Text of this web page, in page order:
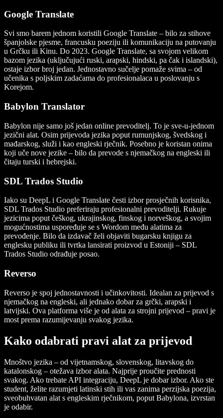
Google Translate
Svi smo barem jednom koristili Google Translate – bilo za stihove
španjolske pjesme, francusku poeziju ili komunikaciju na putovanju
u Grčku ili Kinu. Do 2023. Google Translate, sa svojom velikom
bazom jezika (uključujući ruski, arapski, hindski, pa čak i islandski),
ostaje izbor broj jedan. Jednostavno sučelje pomaže svima – od
učenika s poljskim zadaćama do profesionalaca u poslovanju s
Korejom.
Babylon Translator
Babylon nije samo još jedan online prevoditelj. To je sve-u-jednom
jezični alat. Osim prijevoda jezika poput rumunjskog, švedskog i
mađarskog, služi i kao engleski rječnik. Posebno je koristan onima
koji uče nove jezike – bilo da prevode s njemačkog na engleski ili
čitaju turski i hebrejski.
SDL Trados Studio
Iako su DeepL i Google Translate česti izbor prosječnih korisnika,
SDL Trados Studio preferiraju profesionalni prevoditelji. Rukuje
jezicima poput češkog, ukrajinskog, finskog i norveškog, a svojim
mogućnostima uspoređuje se s Wordom među alatima za
prevođenje. Bilo da izdavač želi objaviti bugarsku knjigu za
englesku publiku ili tvrtka lansirati proizvod u Estoniji – SDL
Trados Studio odrađuje posao.
Reverso
Reverso je spoj jednostavnosti i učinkovitosti. Idealan za prijevod s
njemačkog na engleski, ali jednako dobar za grčki, arapski i
latvijski. Ova platforma više je od alata za strojni prijevod – pravi je
most prema razumijevanju svakog jezika.
Kako odabrati pravi alat za prijevod
Mnoštvo jezika – od vijetnamskog, slovenskog, litavskog do
katalonskog – otežava izbor alata. Najprije proučite prednosti
svakog. Ako trebate API integraciju, DeepL je dobar izbor. Ako ste
student, želite razumjeti latinski stih ili vas zanima perzijska poezija,
sveobuhvatan alat s engleskim rječnikom, poput Babylona, izvrstan
je odabir.